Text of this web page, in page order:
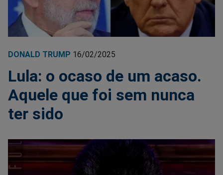
DONALD TRUMP 16/02/2025
Lula: o ocaso de um acaso.
Aquele que foi sem nunca
ter sido